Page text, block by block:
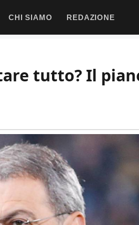
CHI SIAMO REDAZIONE
tutto? Il